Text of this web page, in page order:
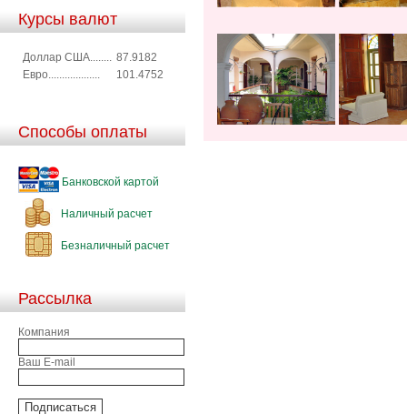
Курсы валют
Доллар США........ 87.9182
Евро...................
101.4752
Способы оплаты
Банковской картой
Наличный расчет
Безналичный расчет
Рассылка
Компания
Ваш E-mail